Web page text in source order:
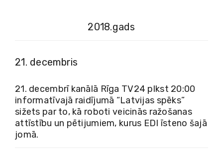
2018.gads
21. decembris
21. decembrī kanālā Rīga TV24 plkst 20:00
informatīvajā raidījumā “Latvijas spēks”
sižets par to, kā roboti veicinās ražošanas
attīstību un pētijumiem, kurus EDI īsteno šajā
jomā.